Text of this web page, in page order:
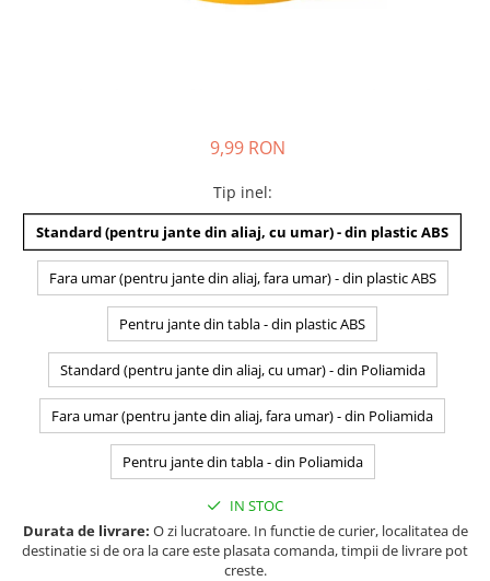
9,99 RON
Tip inel:
Standard (pentru jante din aliaj, cu umar) - din plastic ABS
Fara umar (pentru jante din aliaj, fara umar) - din plastic ABS
Pentru jante din tabla - din plastic ABS
Standard (pentru jante din aliaj, cu umar) - din Poliamida
Fara umar (pentru jante din aliaj, fara umar) - din Poliamida
Pentru jante din tabla - din Poliamida
IN STOC
Durata de livrare: O zi lucratoare. In functie de curier, localitatea de
destinatie si de ora la care este plasata comanda, timpii de livrare pot
creste.